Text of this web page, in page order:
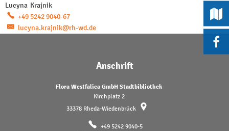
Lucyna Krajnik
+49 5242 9040-67
lucyna.krajnik@rh-wd.de
Anschrift
Flora Westfalica GmbH Stadtbibliothek
Kirchplatz 2
33378 Rheda-Wiedenbrück
+49 5242 9040-5